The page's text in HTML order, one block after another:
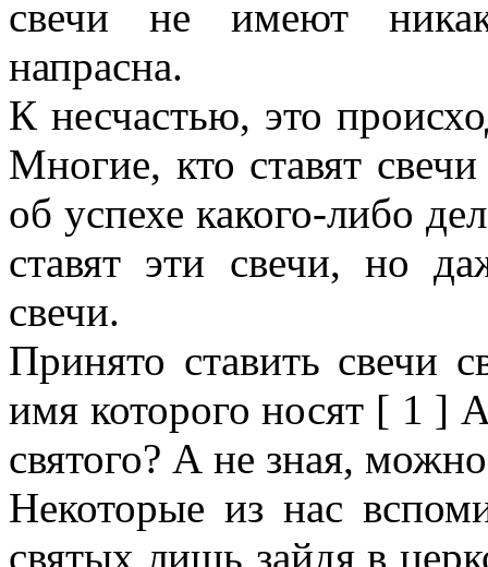
свечи не имеют
напрасна.
К несчастью, это
Многие, кто ставят
об успехе какого-либо
ставят эти свечи, но
свечи.
Принято ставить свечи
имя которого носят [ 1 ]
святого? А не зная,
Некоторые из нас
святых лишь зайдя в